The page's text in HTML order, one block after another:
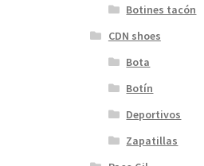
Botines tacón
CDN shoes
Bota
Botín
Deportivos
Zapatillas